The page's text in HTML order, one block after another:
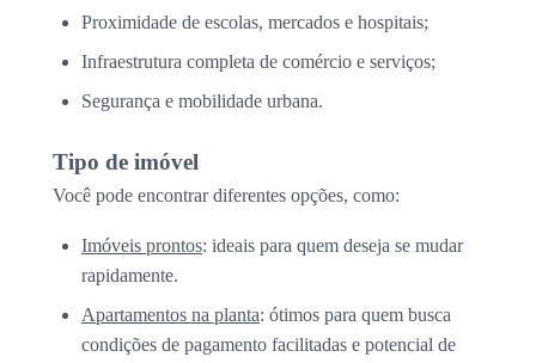
Proximidade de escolas, mercados e hospitais;
Infraestrutura completa de comércio e serviços;
Segurança e mobilidade urbana.
Tipo de imóvel
Você pode encontrar diferentes opções, como:
Imóveis prontos: ideais para quem deseja se mudar
rapidamente.
Apartamentos na planta: ótimos para quem busca
condições de pagamento facilitadas e potencial de